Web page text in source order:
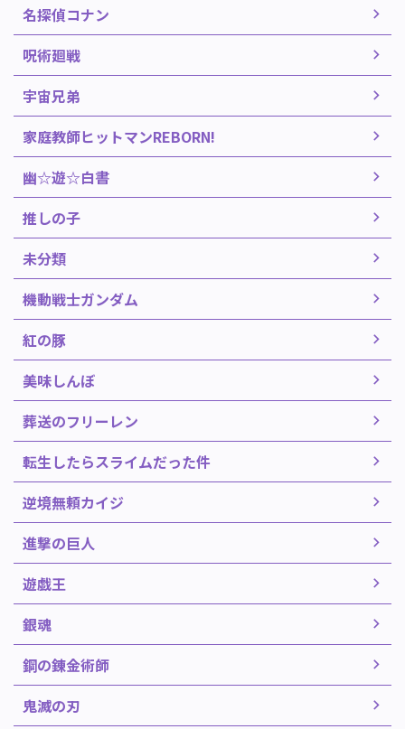
名探偵コナン
呪術廻戦
宇宙兄弟
家庭教師ヒットマンREBORN!
幽☆遊☆白書
推しの子
未分類
機動戦士ガンダム
紅の豚
美味しんぼ
葬送のフリーレン
転生したらスライムだった件
逆境無頼カイジ
進撃の巨人
遊戯王
銀魂
鋼の錬金術師
鬼滅の刃